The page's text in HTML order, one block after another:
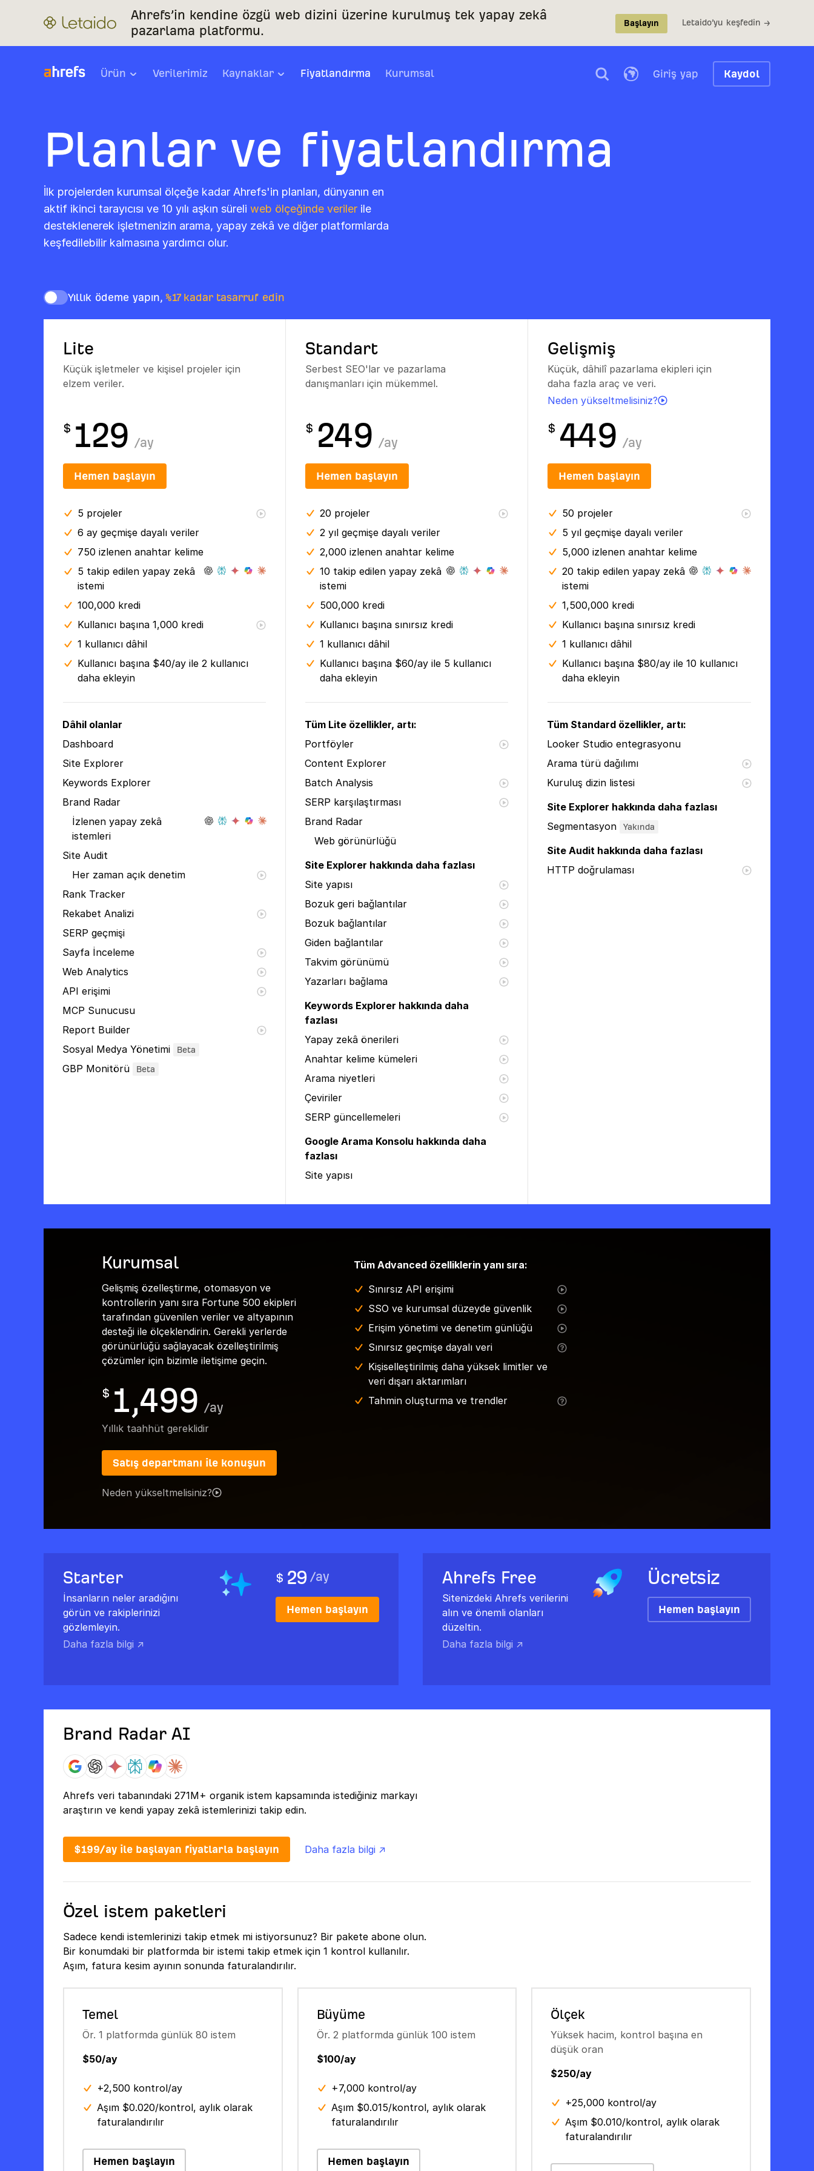
Ahrefs’in kendine özgü web dizini üzerine kurulmuş tek yapay zekâ
pazarlama platformu.
Başlayın Letaido’yu keşfedin →
Ürün Verilerimiz Kaynaklar Fiyatlandırma Kurumsal Giriş yap Kaydol
Planlar ve fiyatlandırma
İlk projelerden kurumsal ölçeğe kadar Ahrefs'in planları, dünyanın en
aktif ikinci tarayıcısı ve 10 yılı aşkın süreli web ölçeğinde veriler ile
desteklenerek işletmenizin arama, yapay zekâ ve diğer platformlarda
keşfedilebilir kalmasına yardımcı olur.
Yıllık ödeme yapın, %17 kadar tasarruf edin
Lite
Küçük işletmeler ve kişisel projeler için
elzem veriler.
Standart
Serbest SEO'lar ve pazarlama
danışmanları için mükemmel.
Gelişmiş
Küçük, dâhilî pazarlama ekipleri için
daha fazla araç ve veri.
Neden yükseltmelisiniz?
$ 129 /ay
$ 249 /ay
$ 449 /ay
Hemen başlayın Hemen başlayın Hemen başlayın
5 projeler
6 ay geçmişe dayalı veriler
750 izlenen anahtar kelime
5 takip edilen yapay zekâ
istemi
100,000 kredi
Kullanıcı başına 1,000 kredi
1 kullanıcı dâhil
Kullanıcı başına $40/ay ile 2 kullanıcı
daha ekleyin
20 projeler
2 yıl geçmişe dayalı veriler
2,000 izlenen anahtar kelime
10 takip edilen yapay zekâ
istemi
500,000 kredi
Kullanıcı başına sınırsız kredi
1 kullanıcı dâhil
Kullanıcı başına $60/ay ile 5 kullanıcı
daha ekleyin
50 projeler
5 yıl geçmişe dayalı veriler
5,000 izlenen anahtar kelime
20 takip edilen yapay zekâ
istemi
1,500,000 kredi
Kullanıcı başına sınırsız kredi
1 kullanıcı dâhil
Kullanıcı başına $80/ay ile 10 kullanıcı
daha ekleyin
Dâhil olanlar
Dashboard
Site Explorer
Keywords Explorer
Brand Radar
İzlenen yapay zekâ
istemleri
Site Audit
Her zaman açık denetim
Rank Tracker
Rekabet Analizi
SERP geçmişi
Sayfa İnceleme
Web Analytics
API erişimi
MCP Sunucusu
Report Builder
Sosyal Medya Yönetimi
Beta
GBP Monitörü Beta
Tüm Lite özellikler, artı:
Portföyler
Content Explorer
Batch Analysis
SERP karşılaştırması
Brand Radar
Web görünürlüğü
Site Explorer hakkında daha fazlası
Site yapısı
Bozuk geri bağlantılar
Bozuk bağlantılar
Giden bağlantılar
Takvim görünümü
Yazarları bağlama
Keywords Explorer hakkında daha
fazlası
Yapay zekâ önerileri
Anahtar kelime kümeleri
Arama niyetleri
Çeviriler
SERP güncellemeleri
Google Arama Konsolu hakkında daha
fazlası
Site yapısı
Tüm Standard özellikler, artı:
Looker Studio entegrasyonu
Arama türü dağılımı
Kuruluş dizin listesi
Site Explorer hakkında daha fazlası
Segmentasyon
Yakında
Site Audit hakkında daha fazlası
HTTP doğrulaması
Kurumsal
Gelişmiş özelleştirme, otomasyon ve
kontrollerin yanı sıra Fortune 500 ekipleri
tarafından güvenilen veriler ve altyapının
desteği ile ölçeklendirin. Gerekli yerlerde
görünürlüğü sağlayacak özelleştirilmiş
çözümler için bizimle iletişime geçin.
$ 1,499 /ay
Yıllık taahhüt gereklidir
Satış departmanı ile konuşun
Neden yükseltmelisiniz?
Tüm Advanced özelliklerin yanı sıra:
Sınırsız API erişimi
SSO ve kurumsal düzeyde güvenlik
Erişim yönetimi ve denetim günlüğü
Sınırsız geçmişe dayalı veri
Kişiselleştirilmiş daha yüksek limitler ve
veri dışarı aktarımları
Tahmin oluşturma ve trendler
Starter
İnsanların neler aradığını
görün ve rakiplerinizi
gözlemleyin.
Daha fazla bilgi ↗
$ 29 /ay
Hemen başlayın
Ahrefs Free
Sitenizdeki Ahrefs verilerini
alın ve önemli olanları
düzeltin.
Daha fazla bilgi ↗
Ücretsiz
Hemen başlayın
Brand Radar AI
Ahrefs veri tabanındaki 271M+ organik istem kapsamında istediğiniz markayı
araştırın ve kendi yapay zekâ istemlerinizi takip edin.
$199/ay ile başlayan fiyatlarla başlayın Daha fazla bilgi ↗
Özel istem paketleri
Sadece kendi istemlerinizi takip etmek mi istiyorsunuz? Bir pakete abone olun.
Bir konumdaki bir platformda bir istemi takip etmek için 1 kontrol kullanılır.
Aşım, fatura kesim ayının sonunda faturalandırılır.
Temel
Ör. 1 platformda günlük 80 istem
$50/ay
+2,500 kontrol/ay
Aşım $0.020/kontrol, aylık olarak
faturalandırılır
Hemen başlayın
Büyüme
Ör. 2 platformda günlük 100 istem
$100/ay
+7,000 kontrol/ay
Aşım $0.015/kontrol, aylık olarak
faturalandırılır
Hemen başlayın
Ölçek
Yüksek hacim, kontrol başına en
düşük oran
$250/ay
+25,000 kontrol/ay
Aşım $0.010/kontrol, aylık olarak
faturalandırılır